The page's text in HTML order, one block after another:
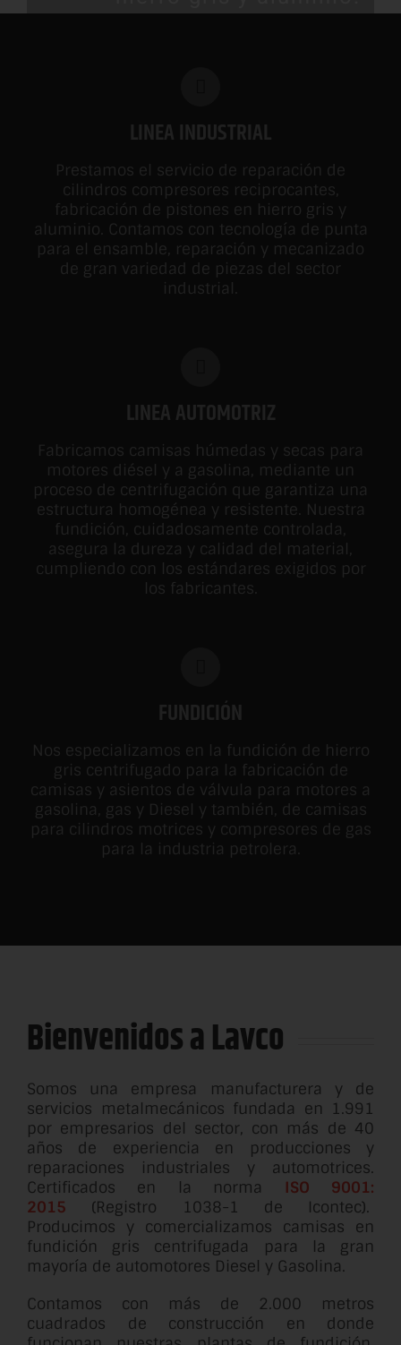
LINEA INDUSTRIAL
Prestamos el servicio de reparación de
cilindros compresores reciprocantes,
fabricación de pistones en hierro gris y
aluminio. Contamos con tecnología de punta
para el ensamble, reparación y mecanizado
de gran variedad de piezas del sector
industrial.
LINEA AUTOMOTRIZ
Fabricamos camisas húmedas y secas para
motores diésel y a gasolina, mediante un
proceso de centrifugación que garantiza una
estructura homogénea y resistente. Nuestra
fundición, cuidadosamente controlada,
asegura la dureza y calidad del material,
cumpliendo con los estándares exigidos por
los fabricantes.
FUNDICIÓN
Nos especializamos en la fundición de hierro
gris centrifugado para la fabricación de
camisas y asientos de válvula para motores a
gasolina, gas y Diesel y también, de camisas
para cilindros motrices y compresores de gas
para la industria petrolera.
Bienvenidos a Lavco
Somos una empresa manufacturera y de
servicios metalmecánicos fundada en 1.991
por empresarios del sector, con más de 40
años de experiencia en producciones y
reparaciones industriales y automotrices.
Certificados en la norma
ISO 9001:
2015 (Registro 1038-1 de Icontec).
Producimos y comercializamos camisas en
fundición gris centrifugada para la gran
mayoría de automotores Diesel y Gasolina.
Contamos con más de 2.000 metros
cuadrados de construcción en donde